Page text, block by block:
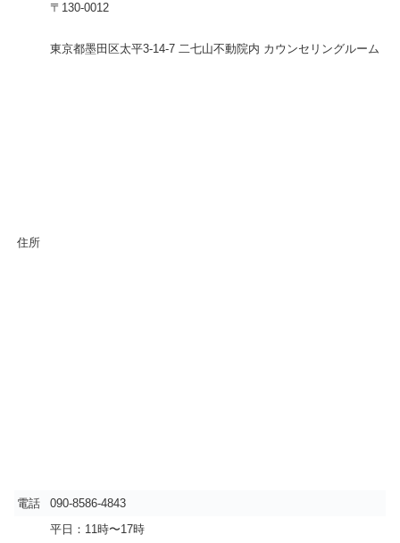
住所
〒130-0012
東京都墨田区太平3-14-7 二七山不動院内 カウンセリングルーム
電話 090-8586-4843
平日：11時〜17時